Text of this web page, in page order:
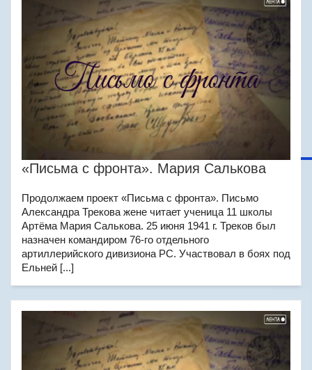
«Письма с фронта». Мария Салькова
Продолжаем проект «Письма с фронта». Письмо
Александра Трекова жене читает ученица 11 школы
Артёма Мария Салькова. 25 июня 1941 г. Треков был
назначен командиром 76-го отдельного
артиллерийского дивизиона РС. Участвовал в боях под
Ельней [...]